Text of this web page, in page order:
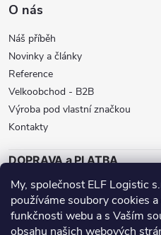
My, společnost ELF Logistic
používáme soubory cookies
funkčnosti webu a s Vaším
obsahu našich webových
u
O nás
Náš příběh
Novinky a články
Reference
Velkoobchod - B2B
Výroba pod vlastní značkou
Kontakty
DOPRAVA a PLATBA
ZÁSILKOVNA BALÍKOVNA
DPD